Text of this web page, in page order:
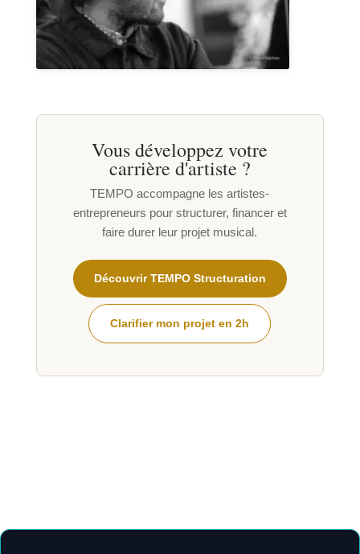
Vous développez votre
carrière d'artiste ?
TEMPO accompagne les artistes-
entrepreneurs pour structurer, financer et
faire durer leur projet musical.
Découvrir TEMPO Structuration
Clarifier mon projet en 2h